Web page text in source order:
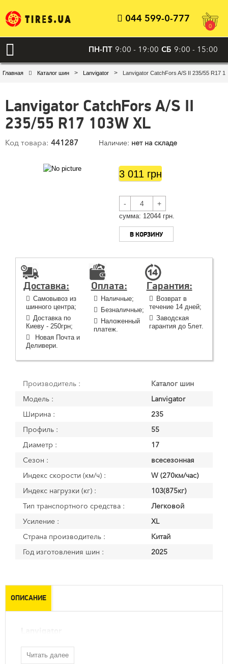
044 599-0-777
0
ПН-ПТ 9:00 - 19:00 СБ 9:00 - 15:00
Главная Каталог шин > Lanvigator > Lanvigator CatchFors A/S II 235/55 R17
Lanvigator CatchFors A/S II
235/55 R17 103W XL
Код товара: 441287 Наличие: нет на складе
3 011 грн
- +
cумма: 12044 грн.
В КОРЗИНУ
Доставка:
Самовывоз из
шинного центра;
Доставка по
Киеву - 250грн;
Новая Почта и
Деливери.
Оплата:
Наличные;
Безналичные;
Наложенный
платеж.
Гарантия:
Возврат в
течение 14 дней;
Заводская
гарантия до 5лет.
Производитель :
Каталог шин
Модель :
Lanvigator
Ширина :
235
Профиль :
55
Диаметр :
17
Сезон :
всесезонная
Индекс скорости (км/ч) :
W (270км/час)
Индекс нагрузки (кг) :
103(875кг)
Тип транспортного средства :
Легковой
Усиление :
XL
Страна производитель :
Китай
Год изготовления шин :
2025
ОПИСАНИЕ
Читать далее